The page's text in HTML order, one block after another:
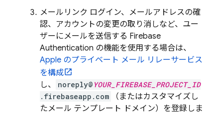
メールリンク ログイン、メールアドレスの確
認、アカウントの変更の取り消しなど、ユー
ザーにメールを送信する Firebase
Authentication の機能を使用する場合は、
Apple のプライベート メール リレーサービス
を構成
し、
noreply@ YOUR_FIREBASE_PROJECT_ID
.firebaseapp.com
（またはカスタマイズし
たメール テンプレート ドメイン）を登録しま